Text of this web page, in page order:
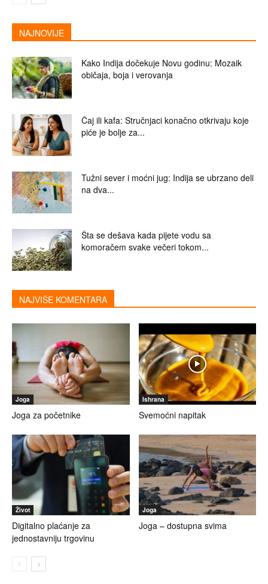
NAJNOVIJE
Kako Indija dočekuje Novu godinu: Mozaik
običaja, boja i verovanja
Čaj ili kafa: Stručnjaci konačno otkrivaju koje
piće je bolje za...
Tužni sever i moćni jug: Indija se ubrzano deli
na dva...
Šta se dešava kada pijete vodu sa
komoračem svake večeri tokom...
NAJVIŠE KOMENTARA
Joga
Joga za početnike
Ishrana
Svemoćni napitak
Život
Digitalno plaćanje za
jednostavniju trgovinu
Joga
Joga – dostupna svima